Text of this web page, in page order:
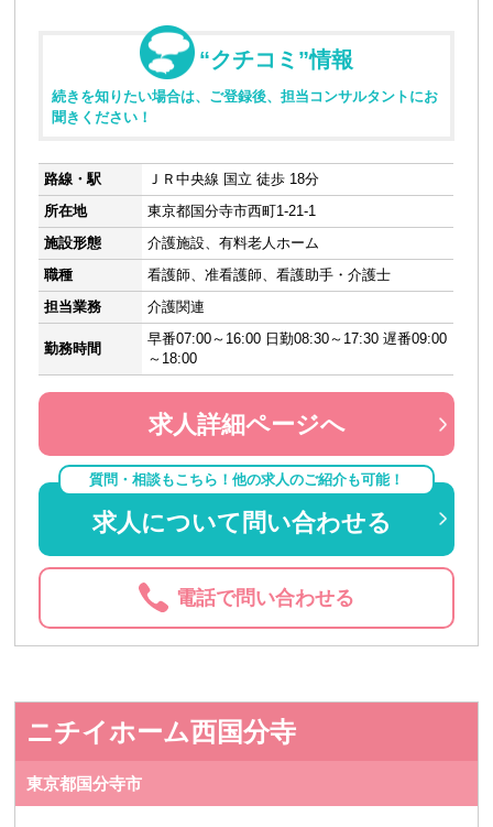
“クチコミ”情報
続きを知りたい場合は、ご登録後、担当コンサルタントにお
聞きください！
路線・駅
ＪＲ中央線 国立 徒歩 18分
所在地
東京都国分寺市西町1-21-1
施設形態
介護施設、有料老人ホーム
職種
看護師、准看護師、看護助手・介護士
担当業務
介護関連
勤務時間
早番07:00～16:00 日勤08:30～17:30 遅番09:00
～18:00
求人詳細ページへ
質問・相談もこちら！他の求人のご紹介も可能！
求人について問い合わせる
電話で問い合わせる
ニチイホーム西国分寺
東京都国分寺市